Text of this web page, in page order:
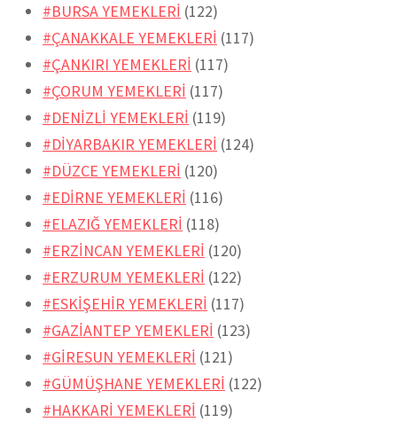
#BURSA YEMEKLERİ (122)
#ÇANAKKALE YEMEKLERİ (117)
#ÇANKIRI YEMEKLERİ (117)
#ÇORUM YEMEKLERİ (117)
#DENİZLİ YEMEKLERİ (119)
#DİYARBAKIR YEMEKLERİ (124)
#DÜZCE YEMEKLERİ (120)
#EDİRNE YEMEKLERİ (116)
#ELAZIĞ YEMEKLERİ (118)
#ERZİNCAN YEMEKLERİ (120)
#ERZURUM YEMEKLERİ (122)
#ESKİŞEHİR YEMEKLERİ (117)
#GAZİANTEP YEMEKLERİ (123)
#GİRESUN YEMEKLERİ (121)
#GÜMÜŞHANE YEMEKLERİ (122)
#HAKKARİ YEMEKLERİ (119)